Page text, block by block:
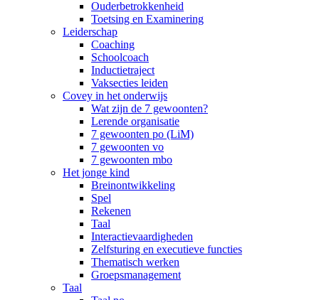
Ouderbetrokkenheid
Toetsing en Examinering
Leiderschap
Coaching
Schoolcoach
Inductietraject
Vaksecties leiden
Covey in het onderwijs
Wat zijn de 7 gewoonten?
Lerende organisatie
7 gewoonten po (LiM)
7 gewoonten vo
7 gewoonten mbo
Het jonge kind
Breinontwikkeling
Spel
Rekenen
Taal
Interactievaardigheden
Zelfsturing en executieve functies
Thematisch werken
Groepsmanagement
Taal